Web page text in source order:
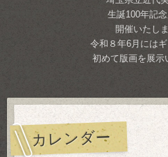
生誕100年記
開催いたしま
令和８年6月には
初めて版画を展示
カレンダー